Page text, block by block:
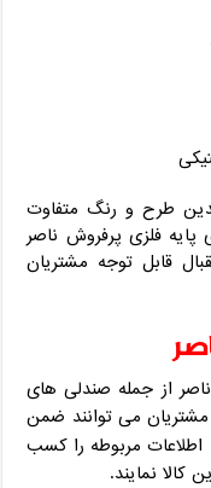
طرح و رنگ متفاوت
فلزی پرفروش ناصر
قابل توجه مشتریان
ناصر از جمله صندلی های
می‌ توانند ضمن
اطلاعات مربوطه را کسب
کالا نمایند.